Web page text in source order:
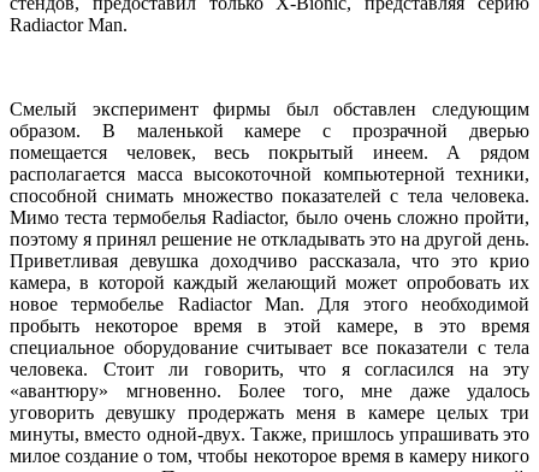
Radiactor Man.
Смелый эксперимент фирмы был обставлен следующим
образом. В маленькой камере с прозрачной дверью
помещается человек, весь покрытый инеем. А рядом
располагается масса высокоточной компьютерной техники,
способной снимать множество показателей с тела человека.
Мимо теста термобелья Radiactor, было очень сложно пройти,
поэтому я принял решение не откладывать это на другой день.
Приветливая девушка доходчиво рассказала, что это крио
камера, в которой каждый желающий может опробовать их
новое термобелье Radiactor Man. Для этого необходимой
пробыть некоторое время в этой камере, в это время
специальное оборудование считывает все показатели с тела
человека. Стоит ли говорить, что я согласился на эту
«авантюру» мгновенно. Более того, мне даже удалось
уговорить девушку продержать меня в камере целых три
минуты, вместо одной-двух. Также, пришлось упрашивать это
милое создание о том, чтобы некоторое время в камеру никого